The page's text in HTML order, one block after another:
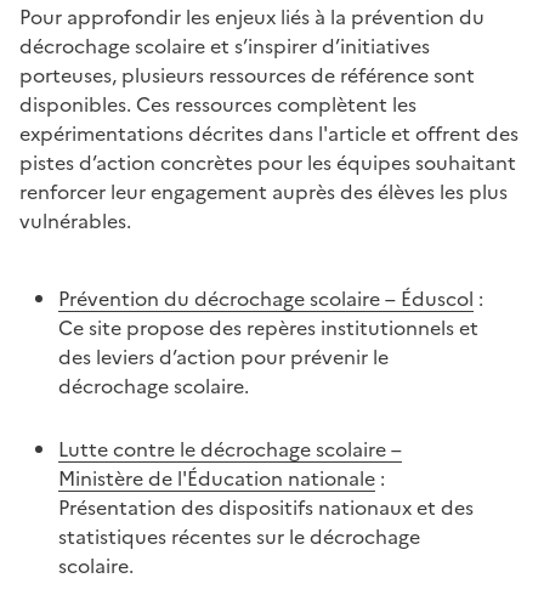
Pour approfondir les enjeux liés à la prévention du
décrochage scolaire et s’inspirer d’initiatives
porteuses, plusieurs ressources de référence sont
disponibles. Ces ressources complètent les
expérimentations décrites dans l'article et offrent des
pistes d’action concrètes pour les équipes souhaitant
renforcer leur engagement auprès des élèves les plus
vulnérables.
Prévention du décrochage scolaire – Éduscol :
Ce site propose des repères institutionnels et
des leviers d’action pour prévenir le
décrochage scolaire.
Lutte contre le décrochage scolaire –
Ministère de l'Éducation nationale :
Présentation des dispositifs nationaux et des
statistiques récentes sur le décrochage
scolaire.